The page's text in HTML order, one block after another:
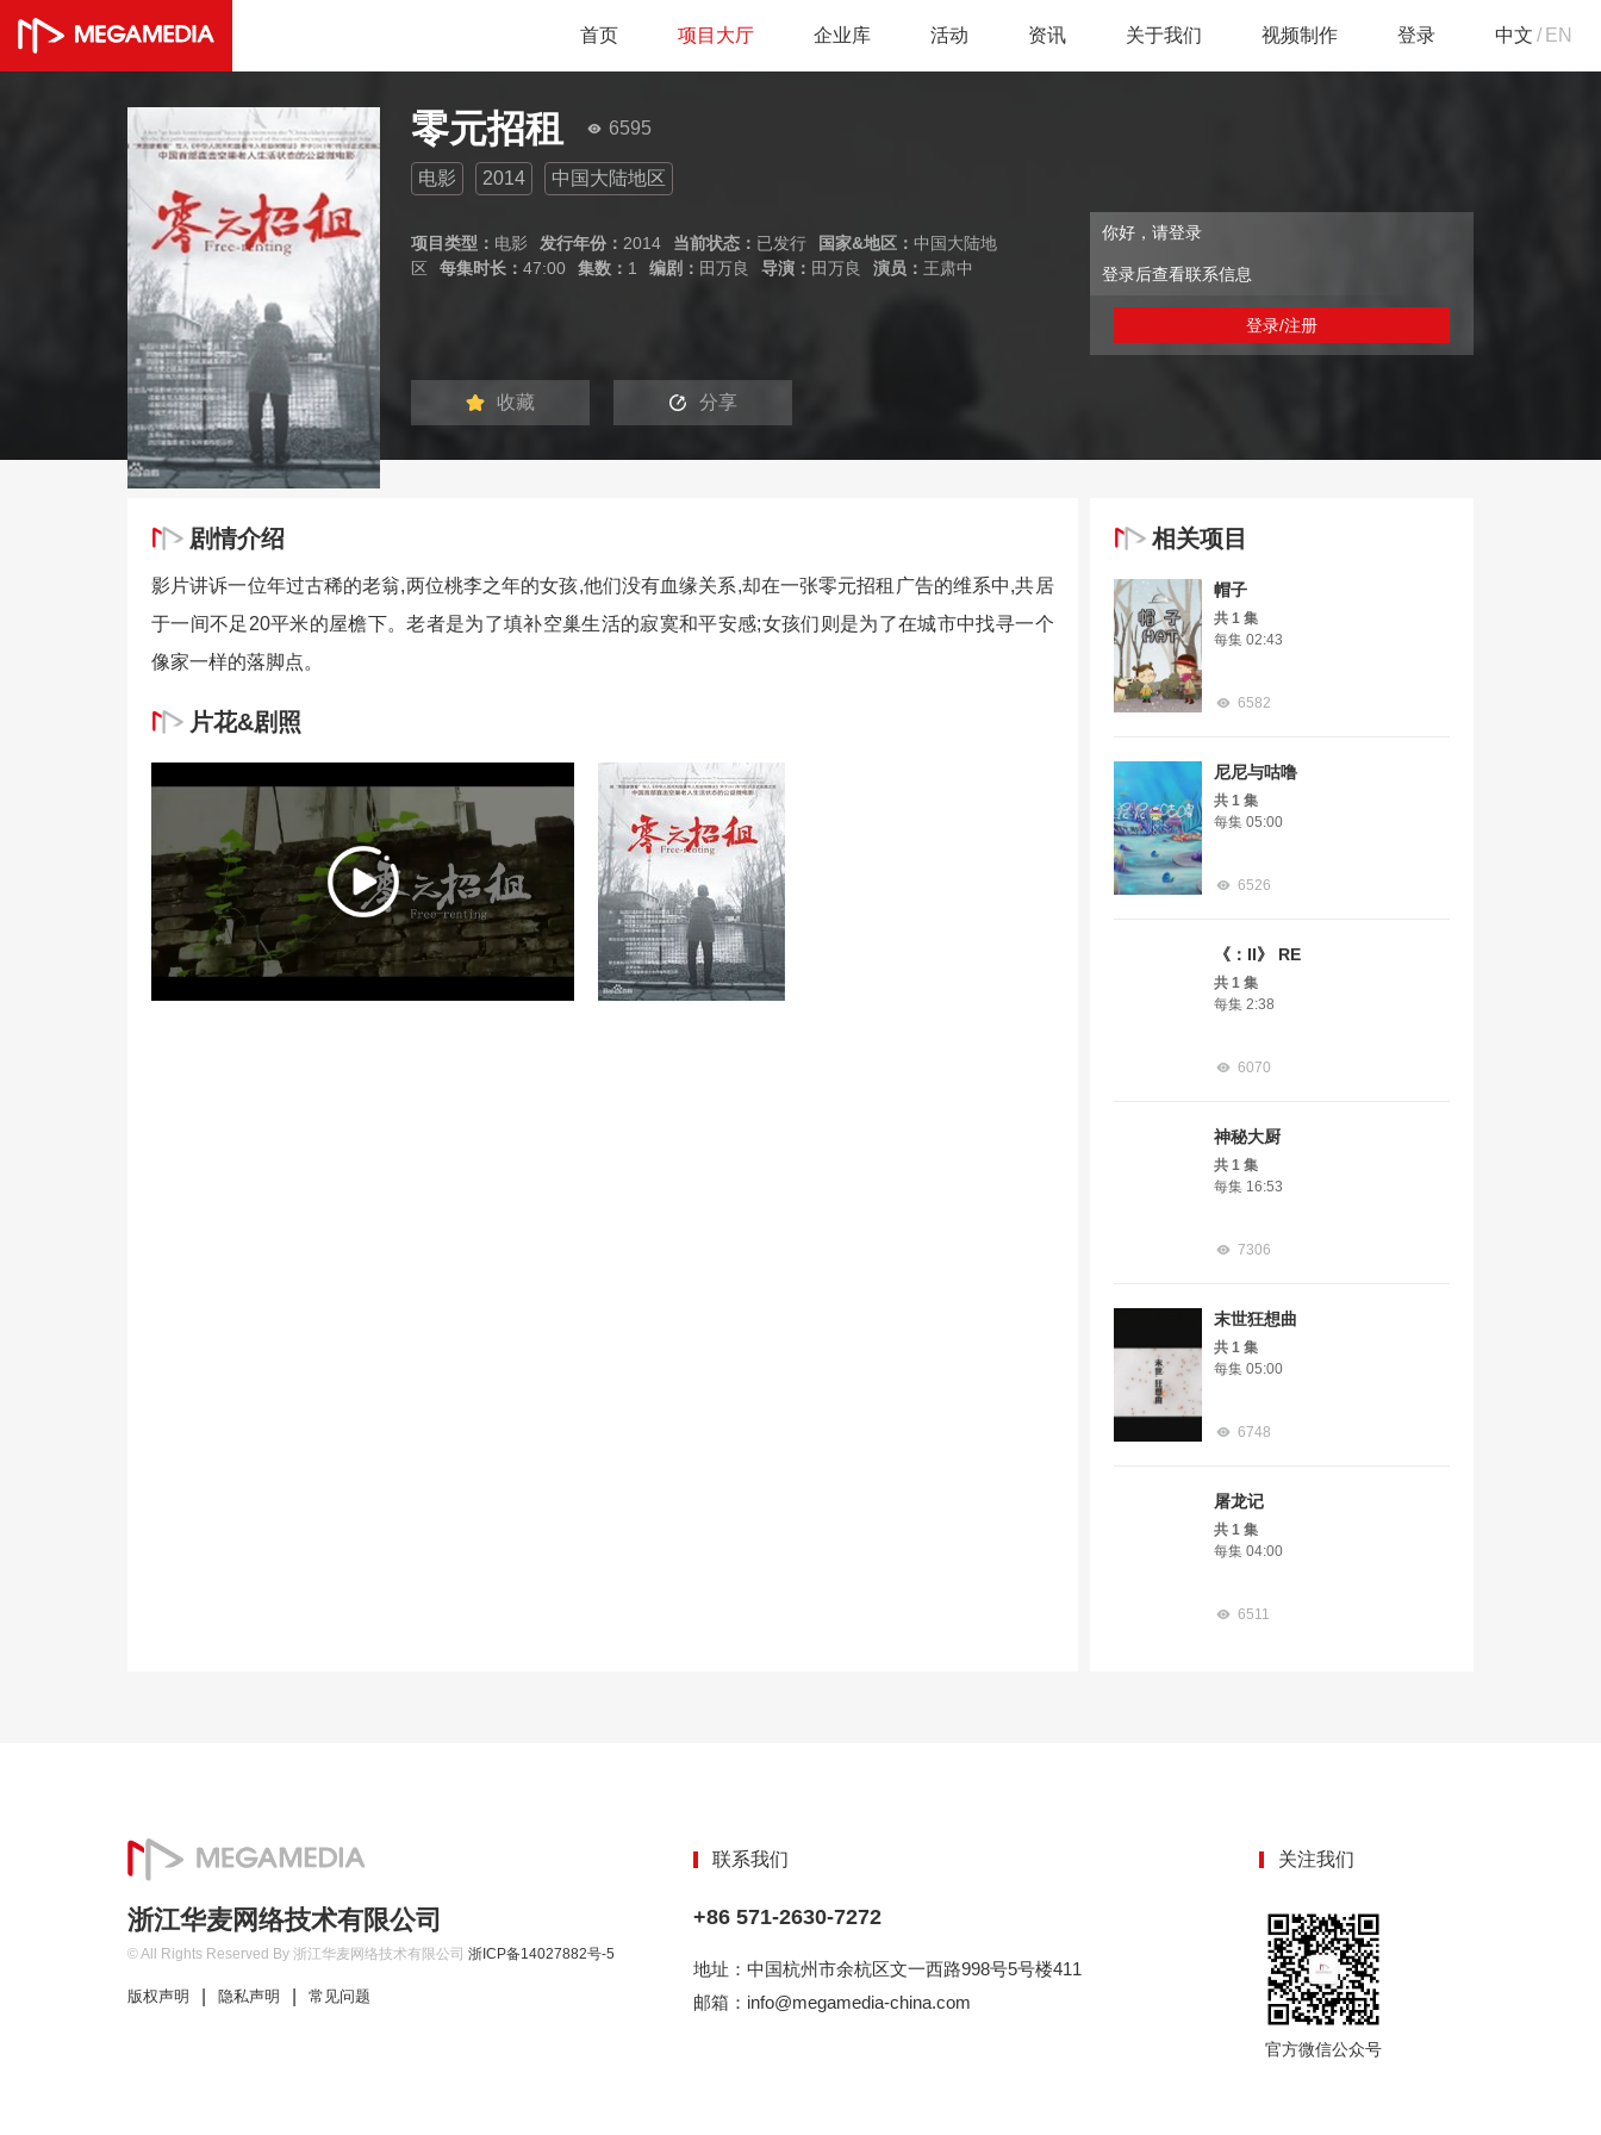
首页 项目大厅 企业库 活动 资讯 关于我们 视频制作 登录 中文 / EN
零元招租 6595
电影 2014 中国大陆地区
项目类型： 电影 发行年份： 2014 当前状态： 已发行 国家&地区： 中国大陆地
区
每集时长： 47:00 集数： 1 编剧： 田万良 导演： 田万良 演员： 王肃中
收藏 分享
你好，请登录
登录后查看联系信息
登录/注册
剧情介绍
影片讲诉一位年过古稀的老翁,两位桃李之年的女孩,他们没有血缘关系,却在一张零元招租广告的维系中,共居
于一间不足20平米的屋檐下。老者是为了填补空巢生活的寂寞和平安感;女孩们则是为了在城市中找寻一个
像家一样的落脚点。
片花&剧照
相关项目
帽子
共 1 集
每集 02:43
6582
尼尼与咕噜
共 1 集
每集 05:00
6526
《：II》 RE
共 1 集
每集 2:38
6070
神秘大厨
共 1 集
每集 16:53
7306
末世狂想曲
共 1 集
每集 05:00
6748
屠龙记
共 1 集
每集 04:00
6511
浙江华麦网络技术有限公司
© All Rights Reserved By 浙江华麦网络技术有限公司 浙ICP备14027882号-5
版权声明 隐私声明 常见问题
联系我们
+86 571-2630-7272
地址：中国杭州市余杭区文一西路998号5号楼411
邮箱：info@megamedia-china.com
关注我们
官方微信公众号